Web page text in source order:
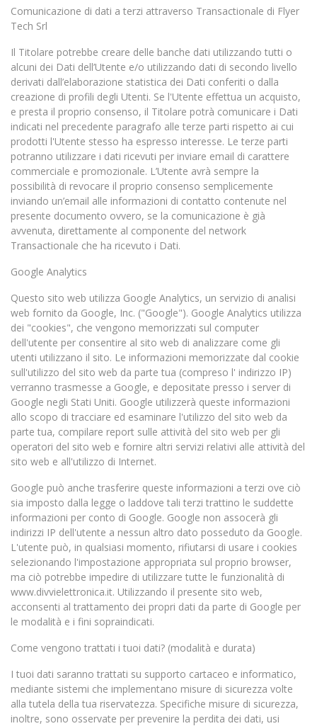
Comunicazione di dati a terzi attraverso Transactionale di Flyer
Tech Srl
Il Titolare potrebbe creare delle banche dati utilizzando tutti o
alcuni dei Dati dell’Utente e/o utilizzando dati di secondo livello
derivati dall’elaborazione statistica dei Dati conferiti o dalla
creazione di profili degli Utenti. Se l'Utente effettua un acquisto,
e presta il proprio consenso, il Titolare potrà comunicare i Dati
indicati nel precedente paragrafo alle terze parti rispetto ai cui
prodotti l'Utente stesso ha espresso interesse. Le terze parti
potranno utilizzare i dati ricevuti per inviare email di carattere
commerciale e promozionale. L’Utente avrà sempre la
possibilità di revocare il proprio consenso semplicemente
inviando un’email alle informazioni di contatto contenute nel
presente documento ovvero, se la comunicazione è già
avvenuta, direttamente al componente del network
Transactionale che ha ricevuto i Dati.
Google Analytics
Questo sito web utilizza Google Analytics, un servizio di analisi
web fornito da Google, Inc. ("Google"). Google Analytics utilizza
dei "cookies", che vengono memorizzati sul computer
dell'utente per consentire al sito web di analizzare come gli
utenti utilizzano il sito. Le informazioni memorizzate dal cookie
sull'utilizzo del sito web da parte tua (compreso l' indirizzo IP)
verranno trasmesse a Google, e depositate presso i server di
Google negli Stati Uniti. Google utilizzerà queste informazioni
allo scopo di tracciare ed esaminare l'utilizzo del sito web da
parte tua, compilare report sulle attività del sito web per gli
operatori del sito web e fornire altri servizi relativi alle attività del
sito web e all'utilizzo di Internet.
Google può anche trasferire queste informazioni a terzi ove ciò
sia imposto dalla legge o laddove tali terzi trattino le suddette
informazioni per conto di Google. Google non assocerà gli
indirizzi IP dell'utente a nessun altro dato posseduto da Google.
L'utente può, in qualsiasi momento, rifiutarsi di usare i cookies
selezionando l'impostazione appropriata sul proprio browser,
ma ciò potrebbe impedire di utilizzare tutte le funzionalità di
www.divvielettronica.it. Utilizzando il presente sito web,
acconsenti al trattamento dei propri dati da parte di Google per
le modalità e i fini sopraindicati.
Come vengono trattati i tuoi dati? (modalità e durata)
I tuoi dati saranno trattati su supporto cartaceo e informatico,
mediante sistemi che implementano misure di sicurezza volte
alla tutela della tua riservatezza. Specifiche misure di sicurezza,
inoltre, sono osservate per prevenire la perdita dei dati, usi